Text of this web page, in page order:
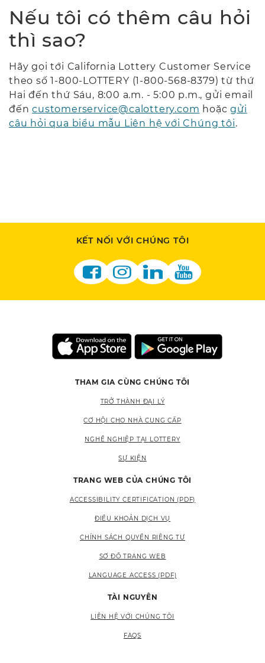
Nếu tôi có thêm câu hỏi
thì sao?
Hãy gọi tới California Lottery Customer Service
theo số 1-800-LOTTERY (1-800-568-8379) từ thứ
Hai đến thứ Sáu, 8:00 a.m. - 5:00 p.m., gửi email
đếncustomerservice@calottery.com hoặcgửi
câu hỏi qua biểu mẫu Liên hệ với Chúng tôi.
KẾT NỐI VỚI CHÚNG TÔI
THAM GIA CÙNG CHÚNG TÔI
TRỞ THÀNH ĐẠI LÝ
CƠ HỘI CHO NHÀ CUNG CẤP
NGHỀ NGHIỆP TẠI LOTTERY
SỰ KIỆN
TRANG WEB CỦA CHÚNG TÔI
ACCESSIBILITY CERTIFICATION (PDF)
ĐIỀU KHOẢN DỊCH VỤ
CHÍNH SÁCH QUYỀN RIÊNG TƯ
SƠ ĐỒ TRANG WEB
LANGUAGE ACCESS (PDF)
TÀI NGUYÊN
LIÊN HỆ VỚI CHÚNG TÔI
FAQS